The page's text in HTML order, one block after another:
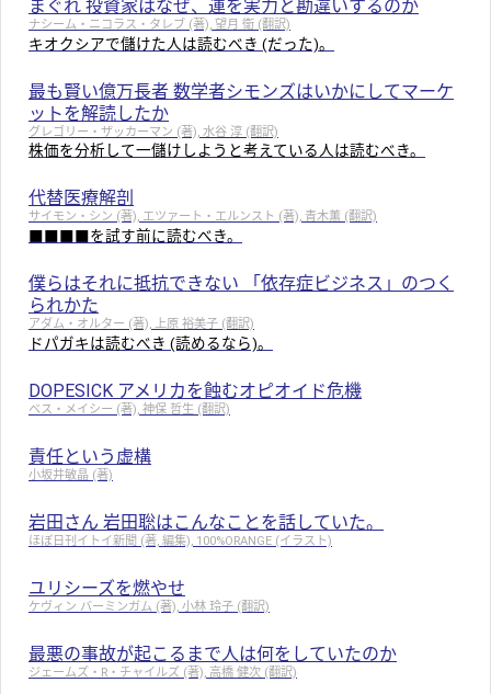
まぐれ 投資家はなぜ、運を実力と勘違いするのか
ナシーム・ニコラス・タレブ (著), 望月 衛 (翻訳)
キオクシアで儲けた人は読むべき (だった)。
最も賢い億万長者 数学者シモンズはいかにしてマーケ
ットを解読したか
グレゴリー・ザッカーマン (著), 水谷 淳 (翻訳)
株価を分析して一儲けしようと考えている人は読むべき。
代替医療解剖
サイモン・シン (著), エツァート・エルンスト (著), 青木薫 (翻訳)
■■■■を試す前に読むべき。
僕らはそれに抵抗できない 「依存症ビジネス」のつく
られかた
アダム・オルター (著), 上原 裕美子 (翻訳)
ドパガキは読むべき (読めるなら)。
DOPESICK アメリカを蝕むオピオイド危機
ベス・メイシー (著), 神保 哲生 (翻訳)
責任という虚構
小坂井敏晶 (著)
岩田さん 岩田聡はこんなことを話していた。
ほぼ日刊イトイ新聞 (著, 編集), 100%ORANGE (イラスト)
ユリシーズを燃やせ
ケヴィン バーミンガム (著), 小林 玲子 (翻訳)
最悪の事故が起こるまで人は何をしていたのか
ジェームズ・R・チャイルズ (著), 高橋 健次 (翻訳)